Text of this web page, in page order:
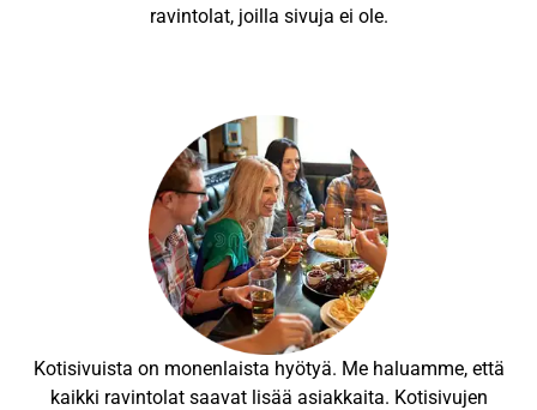
ravintolat, joilla sivuja ei ole.
Kotisivuista on monenlaista hyötyä. Me haluamme, että
kaikki ravintolat saavat lisää asiakkaita. Kotisivujen